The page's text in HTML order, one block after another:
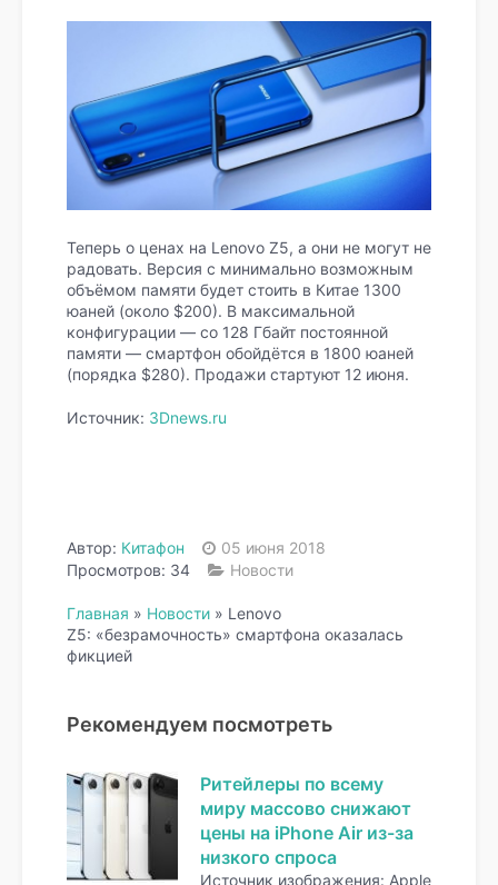
Теперь о ценах на Lenovo Z5, а они не могут не
радовать. Версия с минимально возможным
объёмом памяти будет стоить в Китае 1300
юаней (около $200). В максимальной
конфигурации — со 128 Гбайт постоянной
памяти — смартфон обойдётся в 1800 юаней
(порядка $280). Продажи стартуют 12 июня.
Источник: 3Dnews.ru
Автор: Китафон
05 июня 2018
Просмотров: 34
Новости
Главная » Новости » Lenovo
Z5: «безрамочность» смартфона оказалась
фикцией
Рекомендуем посмотреть
Ритейлеры по всему
миру массово снижают
цены на iPhone Air из-за
низкого спроса
Источник изображения: Apple